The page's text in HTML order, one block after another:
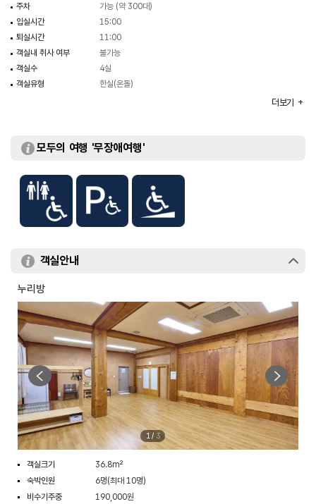
주차
가능 (약 300대)
입실시간
15:00
퇴실시간
11:00
객실내 취사 여부
불가능
객실수
4실
객실유형
한실(온돌)
더보기
모두의 여행 '무장애여행'
객실안내
누리방
1 / 3
객실크기
36.8m²
숙박인원
6명(최대 10명)
비수기주중
190,000원